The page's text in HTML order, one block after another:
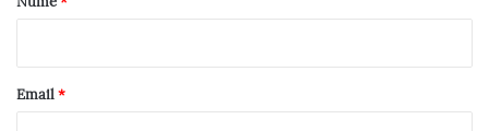
*
Email*